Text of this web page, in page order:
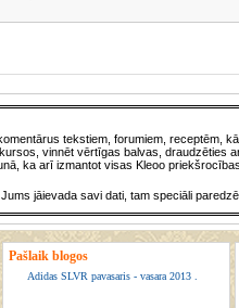
tekstiem, forumiem, receptēm,
vinnēt vērtīgas balvas, draudzēties
ka arī izmantot visas Kleoo
jāievada savi dati, tam speciāli
Pašlaik blogos
Adidas SLVR pavasaris - vasara 2013 .